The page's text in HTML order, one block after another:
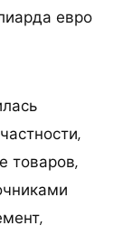
евро
товаров,